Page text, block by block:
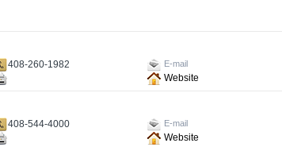
408-260-1982 E-mail
Website
408-544-4000 E-mail
Website